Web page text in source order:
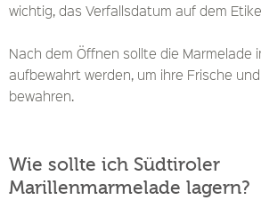
wichtig, das Verfallsdatum auf dem
Nach dem Öffnen sollte die Marmelade
aufbewahrt werden, um ihre Frische
bewahren.
Wie sollte ich Südtiroler
Marillenmarmelade lagern?